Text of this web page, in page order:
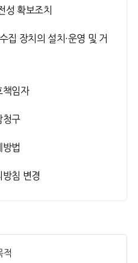
성 확보조치
집 장치의 설치·운영 및 거
책임자
청구
법
침 변경
적